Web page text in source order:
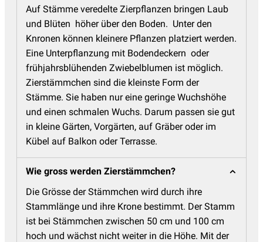
Auf Stämme veredelte Zierpflanzen bringen Laub
und Blüten höher über den Boden. Unter den
Knronen können kleinere Pflanzen platziert werden.
Eine Unterpflanzung mit Bodendeckern oder
frühjahrsblühenden Zwiebelblumen ist möglich.
Zierstämmchen sind die kleinste Form der
Stämme. Sie haben nur eine geringe Wuchshöhe
und einen schmalen Wuchs. Darum passen sie gut
in kleine Gärten, Vorgärten, auf Gräber oder im
Kübel auf Balkon oder Terrasse.
Wie gross werden Zierstämmchen?
Die Grösse der Stämmchen wird durch ihre
Stammlänge und ihre Krone bestimmt. Der Stamm
ist bei Stämmchen zwischen 50 cm und 100 cm
hoch und wächst nicht weiter in die Höhe. Mit der